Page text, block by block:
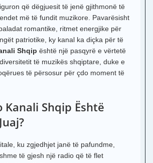
që dëgjuesit të jenë gjithmonë të
më të fundit muzikore. Pavarësisht
romantike, ritmet energjike për
patriotike, ky kanal ka diçka për të
Shqip është një pasqyrë e vërtetë
të muzikës shqiptare, duke e
të përsosur për çdo moment të
Kanali Shqip Është
ku zgjedhjet janë të pafundme,
të gjesh një radio që të flet